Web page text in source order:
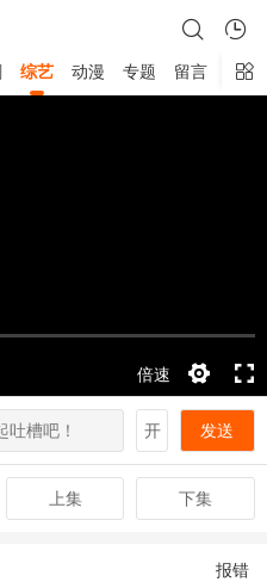
综艺 动漫 专题 留言
开 发送
上集 下集
报错